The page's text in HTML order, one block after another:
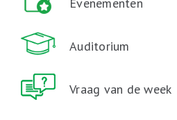
Auditorium
Vraag van de week